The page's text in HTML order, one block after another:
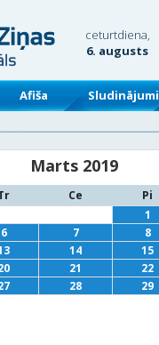
ceturtdiena,
6. augusts
Afiša Sludinājumi
Marts 2019
Ce Pi
1
6 7 8
14 15
21 22
28 29